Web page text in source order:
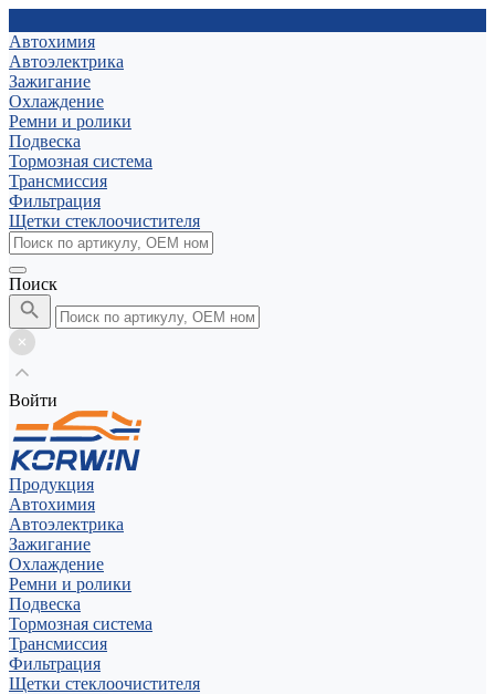
Автохимия
Автоэлектрика
Зажигание
Охлаждение
Ремни и ролики
Подвеска
Тормозная система
Трансмиссия
Фильтрация
Щетки стеклоочистителя
Поиск
Войти
Продукция
Автохимия
Автоэлектрика
Зажигание
Охлаждение
Ремни и ролики
Подвеска
Тормозная система
Трансмиссия
Фильтрация
Щетки стеклоочистителя